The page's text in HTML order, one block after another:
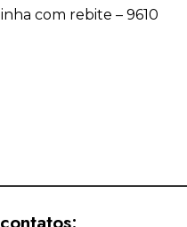
com rebite – 9610